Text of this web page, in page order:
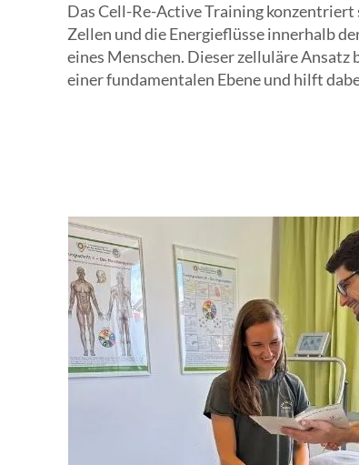
Das Cell-Re-Active Training konzentriert
Zellen und die Energieflüsse innerhalb
eines Menschen. Dieser zelluläre
einer fundamentalen Ebene und hilft
differenzieren,
2. Die energetische Zellkommunikation
3. Die natürliche Funktion und
nachhaltig trainieren.
Ein weiterer entscheidender Aspekt des
auf Regeneration und Erholung. Im
Gesundheitsprogrammen, die den
belasten und so zur
Active Training als Ziel eine
zwischen Aktivität und Erholung.